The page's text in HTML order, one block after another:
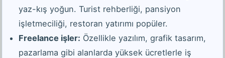
yaz-kış yoğun. Turist rehberliği, pansiyon
işletmeciliği, restoran yatırımı popüler.
Freelance işler: Özellikle yazılım, grafik tasarım,
pazarlama gibi alanlarda yüksek ücretlerle iş